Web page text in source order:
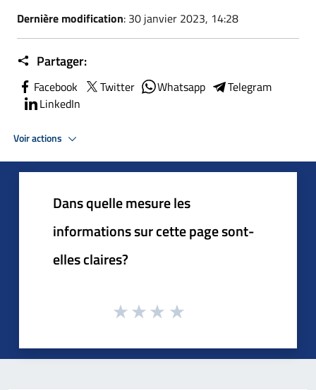
Dernière modification: 30 janvier 2023, 14:28
Partager:
Facebook Twitter Whatsapp
Telegram
LinkedIn
Voir actions
Dans quelle mesure les
informations sur cette page sont-
elles claires?